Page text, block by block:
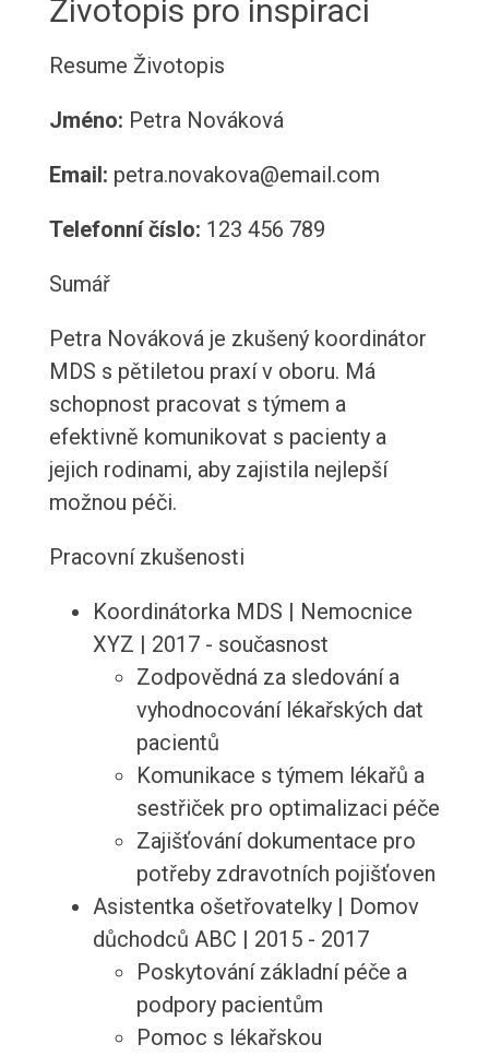
Životopis pro inspiraci
Resume Životopis
Jméno: Petra Nováková
Email: petra.novakova@email.com
Telefonní číslo: 123 456 789
Sumář
Petra Nováková je zkušený koordinátor
MDS s pětiletou praxí v oboru. Má
schopnost pracovat s týmem a
efektivně komunikovat s pacienty a
jejich rodinami, aby zajistila nejlepší
možnou péči.
Pracovní zkušenosti
Koordinátorka MDS | Nemocnice
XYZ | 2017 - současnost
Zodpovědná za sledování a
vyhodnocování lékařských dat
pacientů
Komunikace s týmem lékařů a
sestřiček pro optimalizaci péče
Zajišťování dokumentace pro
potřeby zdravotních pojišťoven
Asistentka ošetřovatelky | Domov
důchodců ABC | 2015 - 2017
Poskytování základní péče a
podpory pacientům
Pomoc s lékařskou